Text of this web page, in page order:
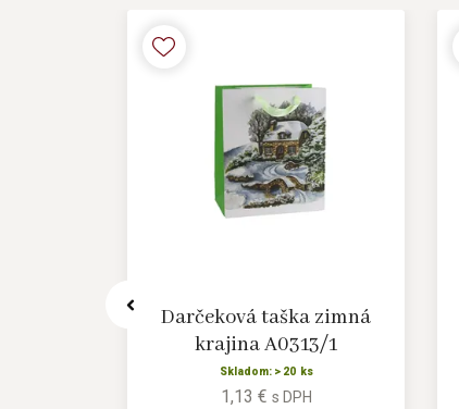
Darčeková taška zimná
krajina A0313/1
Skladom: > 20 ks
1,13 € s DPH